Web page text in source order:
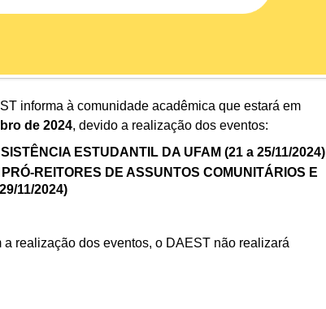
informa à comunidade acadêmica que estará em
de 2024, devido a realização dos eventos:
ESTUDANTIL DA UFAM (21 a 25/11/2024)
REITORES DE ASSUNTOS COMUNITÁRIOS E
11/2024)
realização dos eventos, o DAEST não realizará